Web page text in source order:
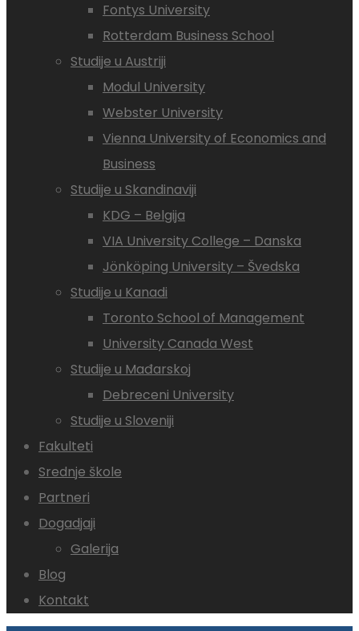
Fontys University
Rotterdam Business School
Studije u Austriji
Modul University
Webster University
Vienna University of Economics and
Business
Studije u Skandinaviji
KDG – Belgija
VIA University College – Danska
Jönköping University – Švedska
Studije u Kanadi
Toronto School of Management
University Canada West
Studije u Mađarskoj
Debreceni University
Studije u Sloveniji
Fakulteti
Srednje škole
Partneri
Dogadjaji
Galerija
Blog
Kontakt